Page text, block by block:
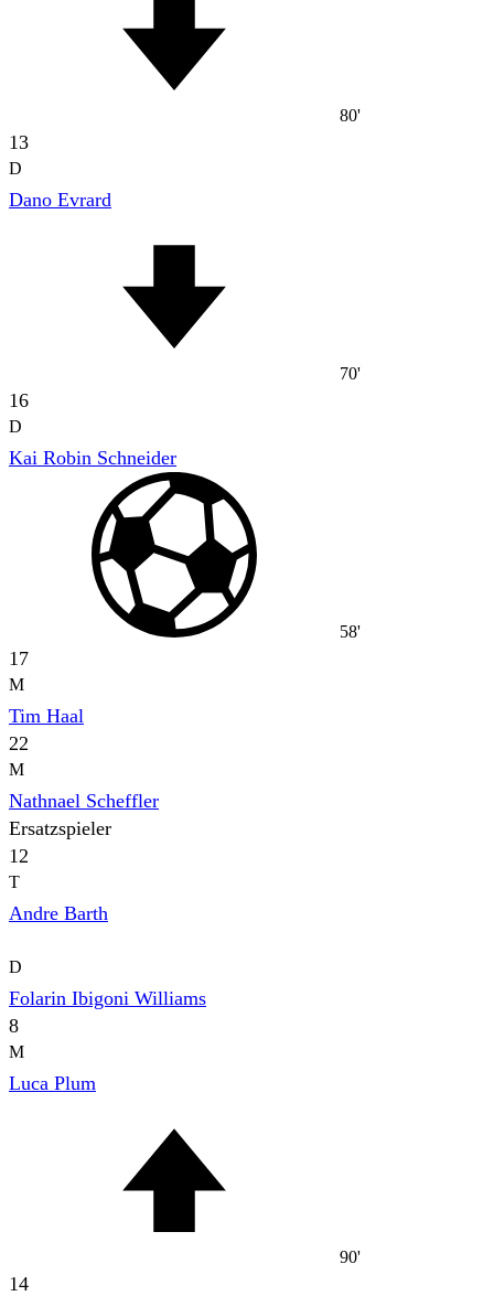
80'
13
D
Dano Evrard
70'
16
D
Kai Robin Schneider
58'
17
M
Tim Haal
22
M
Nathnael Scheffler
Ersatzspieler
12
T
Andre Barth
D
Folarin Ibigoni Williams
8
M
Luca Plum
90'
14